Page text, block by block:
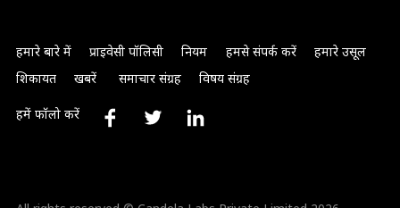
हमारे बारे में प्राइवेसी पॉलिसी नियम हमसे संपर्क करें
हमारे उसूल
शिकायत
खबरें समाचार संग्रह विषय संग्रह
हमें फॉलो करें